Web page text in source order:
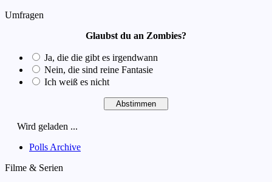
Umfragen
Glaubst du an Zombies?
Ja, die die gibt es irgendwann
Nein, die sind reine Fantasie
Ich weiß es nicht
Wird geladen ...
Polls Archive
Filme & Serien